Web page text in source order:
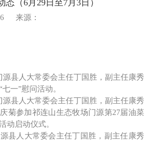
态（6月29日至7月3日）
来源：
县人大常委会主任丁国胜，副主任康秀
一”慰问活动。
县人大常委会主任丁国胜，副主任康秀
菊参加祁连山生态牧场门源第27届油菜
动启动仪式。
人大常委会主任丁国胜，副主任康秀